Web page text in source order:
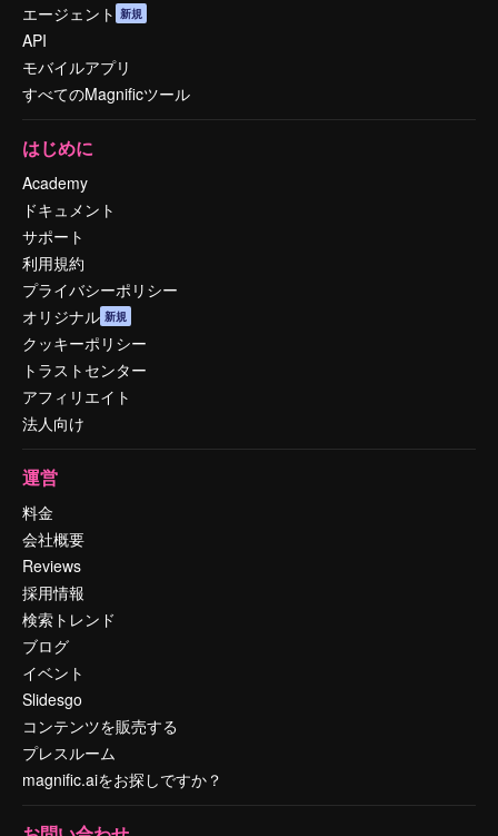
エージェント 新規
API
モバイルアプリ
すべてのMagnificツール
はじめに
Academy
ドキュメント
サポート
利用規約
プライバシーポリシー
オリジナル 新規
クッキーポリシー
トラストセンター
アフィリエイト
法人向け
運営
料金
会社概要
Reviews
採用情報
検索トレンド
ブログ
イベント
Slidesgo
コンテンツを販売する
プレスルーム
magnific.aiをお探しですか？